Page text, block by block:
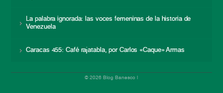
La palabra ignorada: las voces femeninas de la historia de
Venezuela
Caracas 455: Café rajatabla, por Carlos «Caque» Armas
© 2026 Blog Banesco |